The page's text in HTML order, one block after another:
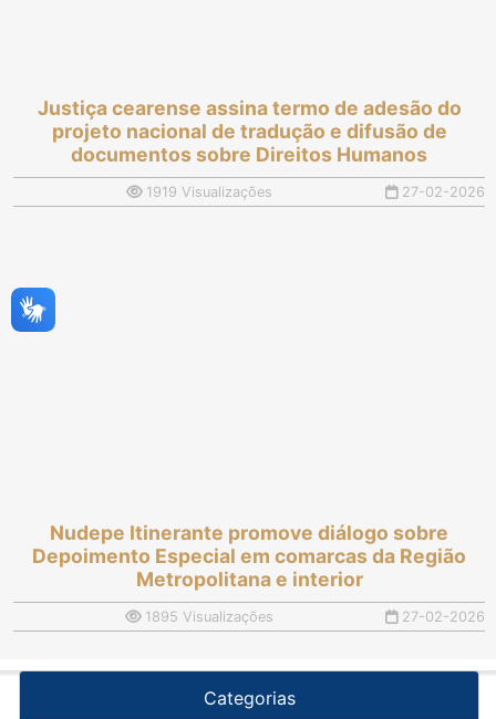
Justiça cearense assina termo de adesão do
projeto nacional de tradução e difusão de
documentos sobre Direitos Humanos
1919 Visualizações 27-02-2026
Nudepe Itinerante promove diálogo sobre
Depoimento Especial em comarcas da Região
Metropolitana e interior
1895 Visualizações 27-02-2026
Categorias